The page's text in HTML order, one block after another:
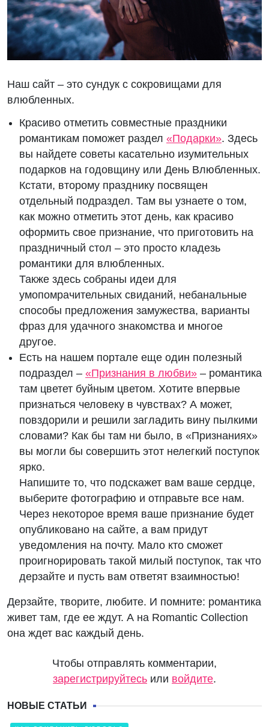
Наш сайт – это сундук с сокровищами для
влюбленных.
Красиво отметить совместные праздники
романтикам поможет раздел «Подарки». Здесь
вы найдете советы касательно изумительных
подарков на годовщину или День Влюбленных.
Кстати, второму празднику посвящен
отдельный подраздел. Там вы узнаете о том,
как можно отметить этот день, как красиво
оформить свое признание, что приготовить на
праздничный стол – это просто кладезь
романтики для влюбленных.
Также здесь собраны идеи для
умопомрачительных свиданий, небанальные
способы предложения замужества, варианты
фраз для удачного знакомства и многое
другое.
Есть на нашем портале еще один полезный
подраздел – «Признания в любви» – романтика
там цветет буйным цветом. Хотите впервые
признаться человеку в чувствах? А может,
повздорили и решили загладить вину пылкими
словами? Как бы там ни было, в «Признаниях»
вы могли бы совершить этот нелегкий поступок
ярко.
Напишите то, что подскажет вам ваше сердце,
выберите фотографию и отправьте все нам.
Через некоторое время ваше признание будет
опубликовано на сайте, а вам придут
уведомления на почту. Мало кто сможет
проигнорировать такой милый поступок, так что
дерзайте и пусть вам ответят взаимностью!
Дерзайте, творите, любите. И помните: романтика
живет там, где ее ждут. А на Romantic Collection
она ждет вас каждый день.
Чтобы отправлять комментарии,
зарегистрируйтесь или войдите.
НОВЫЕ СТАТЬИ